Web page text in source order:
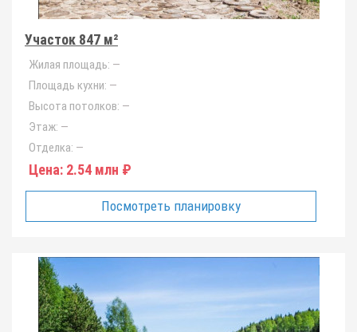
Участок 847 м²
Жилая площадь: —
Площадь кухни: —
Высота потолков: —
Этаж: —
Отделка: —
Цена: 2.54 млн ₽
Посмотреть планировку